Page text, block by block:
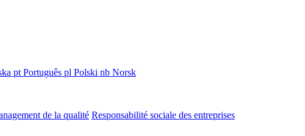
pt Português pl Polski nb Norsk
de la qualité Responsabilité sociale des entreprises